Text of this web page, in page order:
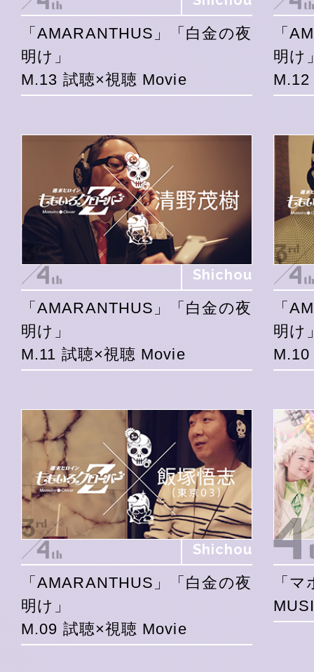
「AMARANTHUS」「白金の夜
明け」
M.13 試聴×視聴 Movie
「
明け
Shichou
「AMARANTHUS」「白金の夜
明け」
M.11 試聴×視聴 Movie
「
明け
Shichou
「AMARANTHUS」「白金の夜
明け」
M.09 試聴×視聴 Movie
「